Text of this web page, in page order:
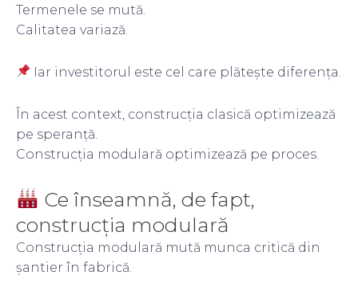
Termenele se mută.
Calitatea variază.
Iar investitorul este cel care plătește diferența.
În acest context, construcția clasică optimizează
pe speranță.
Construcția modulară optimizează pe proces.
Ce înseamnă, de fapt,
construcția modulară
Construcția modulară mută munca critică din
șantier în fabrică.